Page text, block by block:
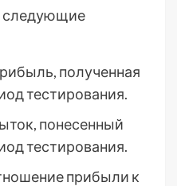
следующие
полученная
тестирования.
понесенный
тестирования.
прибыли к